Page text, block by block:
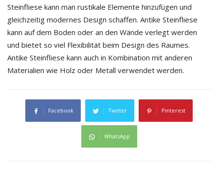
Steinfliese kann man rustikale Elemente hinzufügen und
gleichzeitig modernes Design schaffen. Antike Steinfliese
kann auf dem Boden oder an den Wände verlegt werden
und bietet so viel Flexibilität beim Design des Raumes.
Antike Steinfliese kann auch in Kombination mit anderen
Materialien wie Holz oder Metall verwendet werden.
Facebook Twitter Pinterest
WhatsApp